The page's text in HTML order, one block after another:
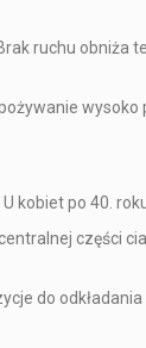
ruchu obniża
U kobiet po 40.
części
do